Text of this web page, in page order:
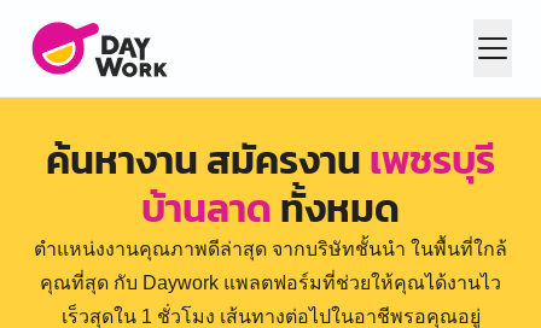
ค้นหางาน สมัครงานเพชรบุรี
บ้านลาดทั้งหมด
ตำแหน่งงานคุณภาพดีล่าสุด จากบริษัทชั้นนำ ในพื้นที่ใกล้
คุณที่สุด กับ Daywork แพลตฟอร์มที่ช่วยให้คุณได้งานไว
เร็วสุดใน 1 ชั่วโมง เส้นทางต่อไปในอาชีพรอคุณอยู่